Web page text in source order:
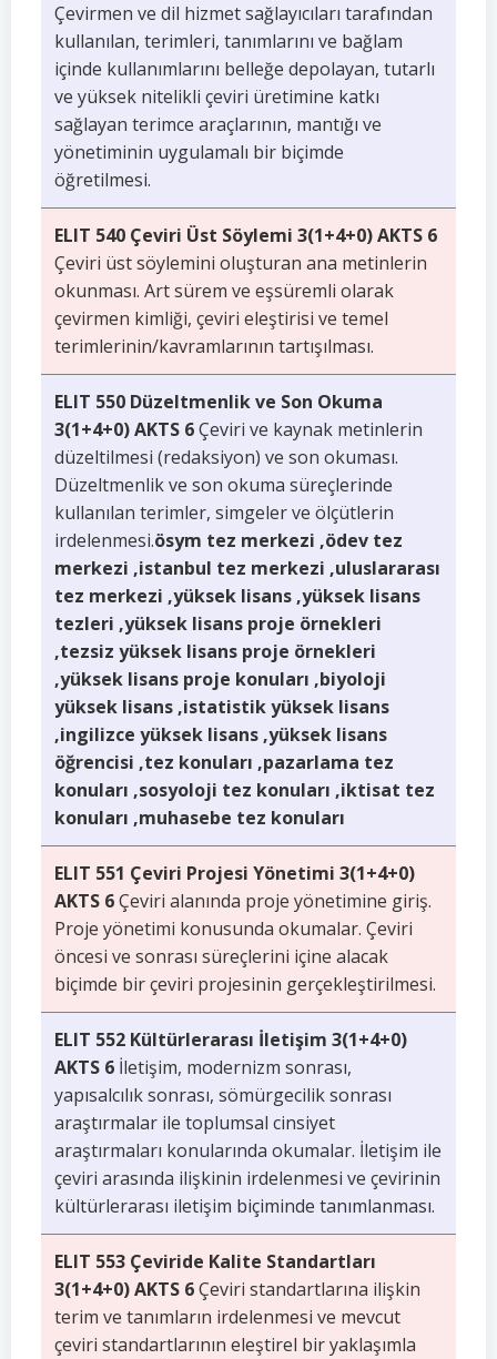
Çevirmen ve dil hizmet sağlayıcıları tarafından
kullanılan, terimleri, tanımlarını ve bağlam
içinde kullanımlarını belleğe depolayan, tutarlı
ve yüksek nitelikli çeviri üretimine katkı
sağlayan terimce araçlarının, mantığı ve
yönetiminin uygulamalı bir biçimde
öğretilmesi.
ELIT 540 Çeviri Üst Söylemi 3(1+4+0) AKTS 6
Çeviri üst söylemini oluşturan ana metinlerin
okunması. Art sürem ve eşsüremli olarak
çevirmen kimliği, çeviri eleştirisi ve temel
terimlerinin/kavramlarının tartışılması.
ELIT 550 Düzeltmenlik ve Son Okuma
3(1+4+0) AKTS 6Çeviri ve kaynak metinlerin
düzeltilmesi (redaksiyon) ve son okuması.
Düzeltmenlik ve son okuma süreçlerinde
kullanılan terimler, simgeler ve ölçütlerin
irdelenmesi.ösym tez merkezi ,ödev tez
merkezi ,istanbul tez merkezi ,uluslararası
tez merkezi ,yüksek lisans ,yüksek lisans
tezleri ,yüksek lisans proje örnekleri
,tezsiz yüksek lisans proje örnekleri
,yüksek lisans proje konuları ,biyoloji
yüksek lisans ,istatistik yüksek lisans
,ingilizce yüksek lisans ,yüksek lisans
öğrencisi ,tez konuları ,pazarlama tez
konuları ,sosyoloji tez konuları ,iktisat tez
konuları ,muhasebe tez konuları
ELIT 551 Çeviri Projesi Yönetimi 3(1+4+0)
AKTS 6Çeviri alanında proje yönetimine giriş.
Proje yönetimi konusunda okumalar. Çeviri
öncesi ve sonrası süreçlerini içine alacak
biçimde bir çeviri projesinin gerçekleştirilmesi.
ELIT 552 Kültürlerarası İletişim 3(1+4+0)
AKTS 6 İletişim, modernizm sonrası,
yapısalcılık sonrası, sömürgecilik sonrası
araştırmalar ile toplumsal cinsiyet
araştırmaları konularında okumalar. İletişim ile
çeviri arasında ilişkinin irdelenmesi ve çevirinin
kültürlerarası iletişim biçiminde tanımlanması.
ELIT 553 Çeviride Kalite Standartları
3(1+4+0) AKTS 6Çeviri standartlarına ilişkin
terim ve tanımların irdelenmesi ve mevcut
çeviri standartlarının eleştirel bir yaklaşımla